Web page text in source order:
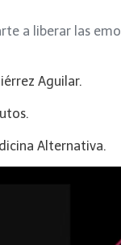
a liberar las
Aguilar.
Alternativa.